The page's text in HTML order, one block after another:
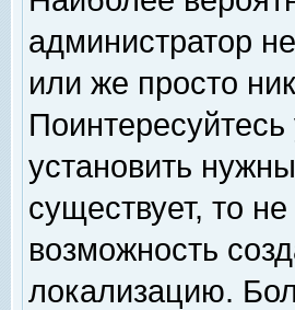
администратор
или же просто
установить
существует, то
возможность
локализацию.